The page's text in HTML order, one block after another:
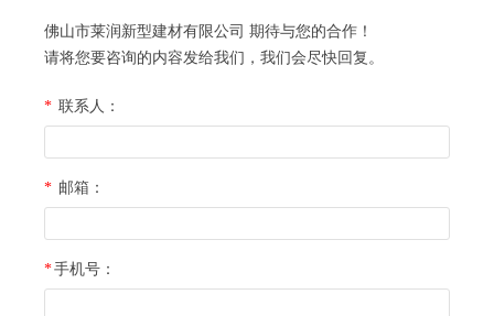
佛山市莱润新型建材有限公司 期待与您的合作！
请将您要咨询的内容发给我们，我们会尽快回复。
* 联系人：
* 邮箱：
*手机号：